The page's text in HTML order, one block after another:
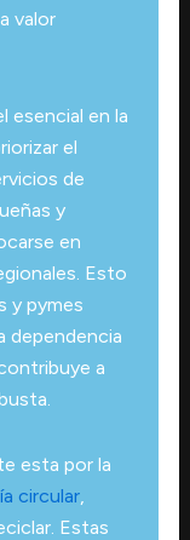
valor
esencial en la
el
de
y
en
Esto
y pymes
dependencia
a
esta por la
circular,
Estas